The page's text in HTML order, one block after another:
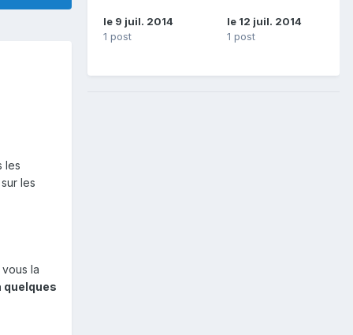
les
les
la
quelques
le 9 juil. 2014
1 post
le 12 juil. 2014
1 post